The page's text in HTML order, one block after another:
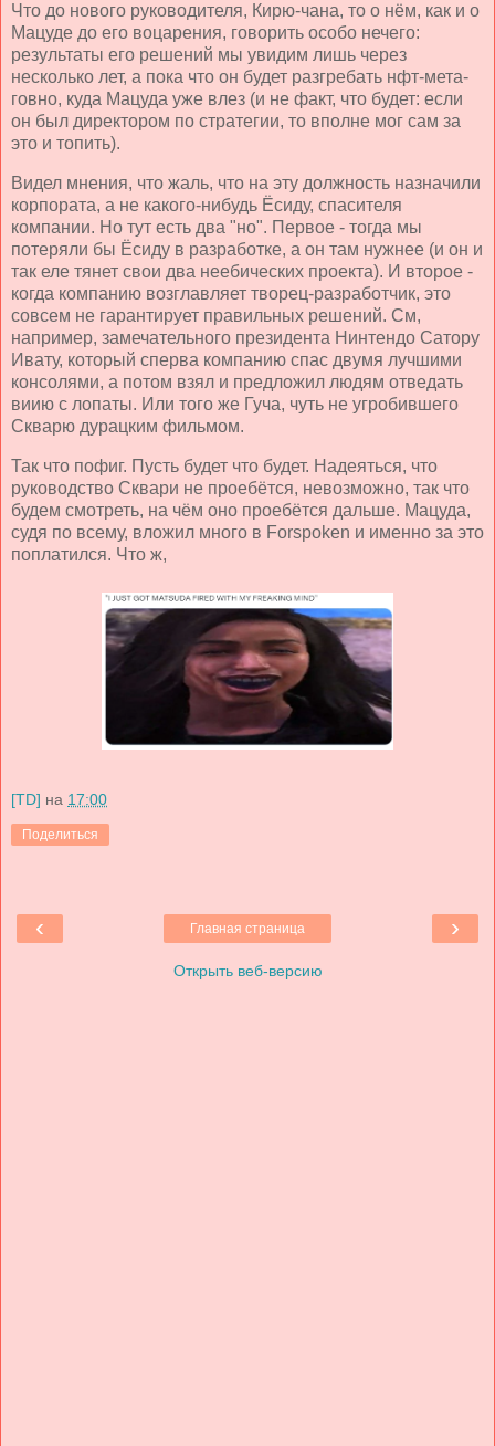
Что до нового руководителя, Кирю-чана, то о нём, как и о
Мацуде до его воцарения, говорить особо нечего:
результаты его решений мы увидим лишь через
несколько лет, а пока что он будет разгребать нфт-мета-
говно, куда Мацуда уже влез (и не факт, что будет: если
он был директором по стратегии, то вполне мог сам за
это и топить).
Видел мнения, что жаль, что на эту должность назначили
корпората, а не какого-нибудь Ёсиду, спасителя
компании. Но тут есть два "но". Первое - тогда мы
потеряли бы Ёсиду в разработке, а он там нужнее (и он и
так еле тянет свои два неебических проекта). И второе -
когда компанию возглавляет творец-разработчик, это
совсем не гарантирует правильных решений. См,
например, замечательного президента Нинтендо Сатору
Ивату, который сперва компанию спас двумя лучшими
консолями, а потом взял и предложил людям отведать
виию с лопаты. Или того же Гуча, чуть не угробившего
Скварю дурацким фильмом.
Так что пофиг. Пусть будет что будет. Надеяться, что
руководство Сквари не проебётся, невозможно, так что
будем смотреть, на чём оно проебётся дальше. Мацуда,
судя по всему, вложил много в Forspoken и именно за это
поплатился. Что ж,
[TD] на 17:00
Поделиться
‹ ›
Главная страница
Открыть веб-версию